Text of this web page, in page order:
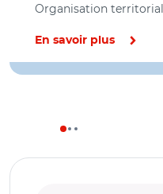
Organisation
En savoir plus